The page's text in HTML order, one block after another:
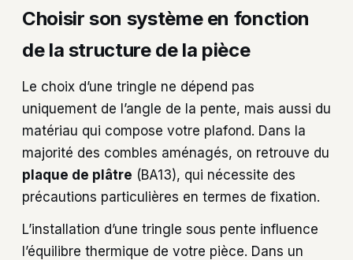
Choisir son système en fonction
de la structure de la pièce
Le choix d’une tringle ne dépend pas
uniquement de l’angle de la pente, mais aussi du
matériau qui compose votre plafond. Dans la
majorité des combles aménagés, on retrouve du
plaque de plâtre (BA13), qui nécessite des
précautions particulières en termes de fixation.
L’installation d’une tringle sous pente influence
l’équilibre thermique de votre pièce. Dans un